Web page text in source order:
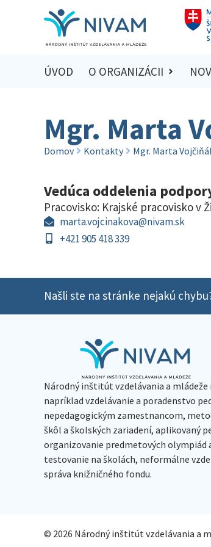
ÚVOD O ORGANIZÁCII
Mgr. Marta
Domov Kontakty Mgr. Marta
Vedúca oddelenia
Pracovisko: Krajské pracovisko v
marta.vojcinakova@nivam.sk
+421 905 418 339
Našli ste na stránke nejakú
Národný inštitút vzdelávania a
napríklad vzdelávanie a poradenstvo
nepedagogickým zamestnancom,
škôl a školských zariadení, aplikovaný
organizovanie predmetových olympiád
testovanie na školách, neformálne
správa knižničného fondu.
© 2026 Národný inštitút vzdelávania a